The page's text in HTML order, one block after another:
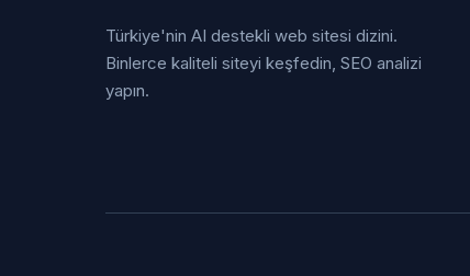
Türkiye'nin AI destekli web sitesi dizini.
Binlerce kaliteli siteyi keşfedin, SEO analizi
yapın.